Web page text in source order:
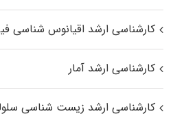
کارشناسی ارشد اقیانوس‌ شناسی
کارشناسی ارشد آمار
کارشناسی ارشد زیست شناسی